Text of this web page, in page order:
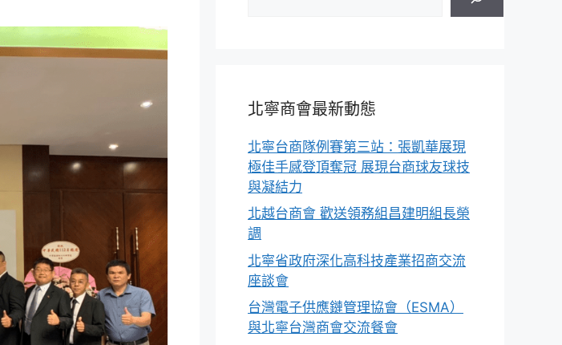
北寧商會最新動態
北寧台商隊例賽第三站：張凱華展現
極佳手感登頂奪冠 展現台商球友球技
與凝結力
北越台商會 歡送領務組昌建明組長榮
調
北寧省政府深化高科技產業招商交流
座談會
台灣電子供應鏈管理協會（ESMA）
與北寧台灣商會交流餐會